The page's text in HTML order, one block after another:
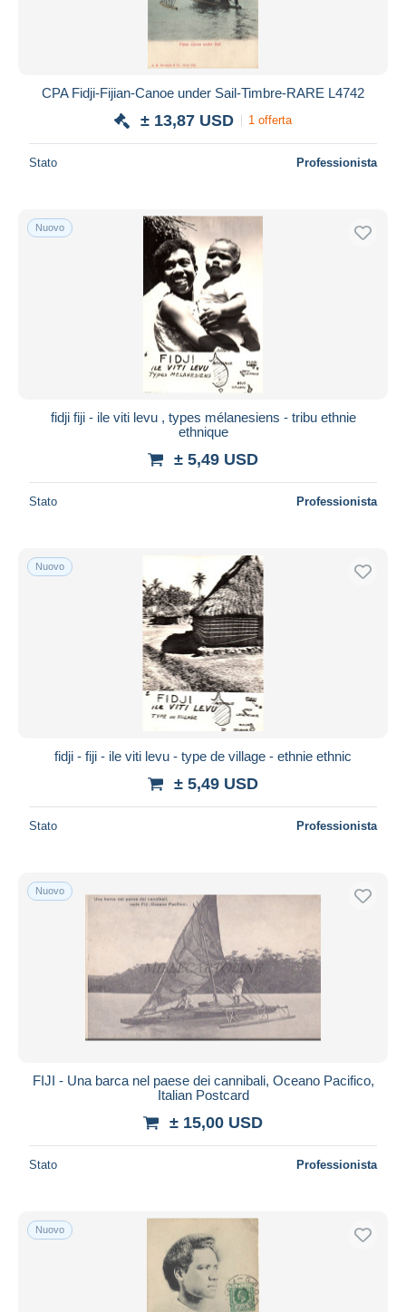
CPA Fidji-Fijian-Canoe under Sail-Timbre-RARE L4742
± 13,87 USD 1 offerta
Stato Professionista
Nuovo
fidji fiji - ile viti levu , types mélanesiens - tribu ethnie
ethnique
± 5,49 USD
Stato Professionista
Nuovo
fidji - fiji - ile viti levu - type de village - ethnie ethnic
± 5,49 USD
Stato Professionista
Nuovo
FIJI - Una barca nel paese dei cannibali, Oceano Pacifico,
Italian Postcard
± 15,00 USD
Stato Professionista
Nuovo